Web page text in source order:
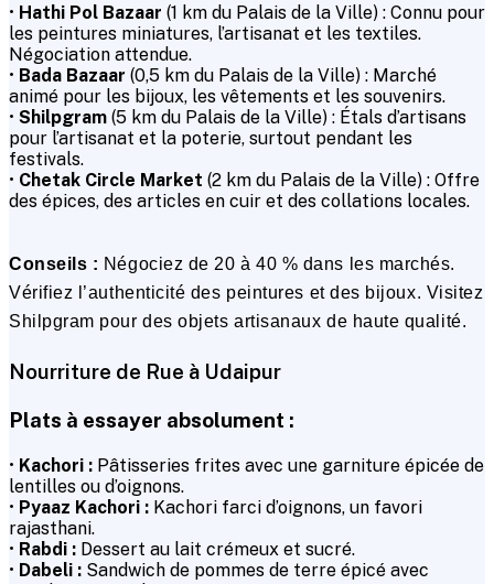
• Hathi Pol Bazaar (1 km du Palais de la Ville) : Connu pour
les peintures miniatures, l’artisanat et les textiles.
Négociation attendue.
• Bada Bazaar (0,5 km du Palais de la Ville) : Marché
animé pour les bijoux, les vêtements et les souvenirs.
• Shilpgram (5 km du Palais de la Ville) : Étals d’artisans
pour l’artisanat et la poterie, surtout pendant les
festivals.
• Chetak Circle Market (2 km du Palais de la Ville) : Offre
des épices, des articles en cuir et des collations locales.
Conseils : Négociez de 20 à 40 % dans les marchés.
Vérifiez l’authenticité des peintures et des bijoux. Visitez
Shilpgram pour des objets artisanaux de haute qualité.
Nourriture de Rue à Udaipur
Plats à essayer absolument :
• Kachori : Pâtisseries frites avec une garniture épicée de
lentilles ou d’oignons.
• Pyaaz Kachori : Kachori farci d’oignons, un favori
rajasthani.
• Rabdi : Dessert au lait crémeux et sucré.
• Dabeli : Sandwich de pommes de terre épicé avec